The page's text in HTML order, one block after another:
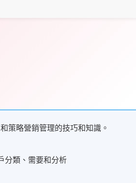
策略營銷管理的技巧和知識。
分類、需要和分析